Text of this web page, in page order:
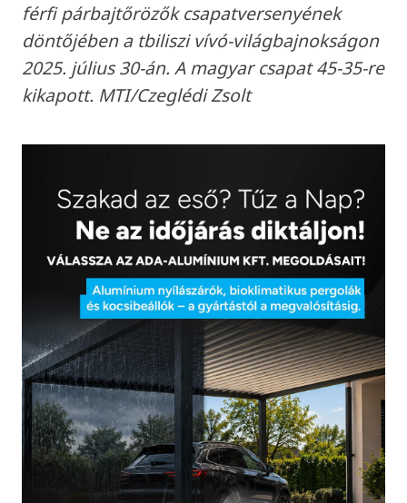
férfi párbajtőrözők csapatversenyének
döntőjében a tbiliszi vívó-világbajnokságon
2025. július 30-án. A magyar csapat 45-35-re
kikapott. MTI/Czeglédi Zsolt